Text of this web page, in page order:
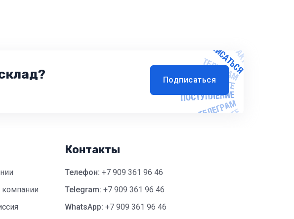
Подписаться
компании
Контакты
Телефон: +7 909 361 96 46
Telegram: +7 909 361 96 46
WhatsApp: +7 909 361 96 46